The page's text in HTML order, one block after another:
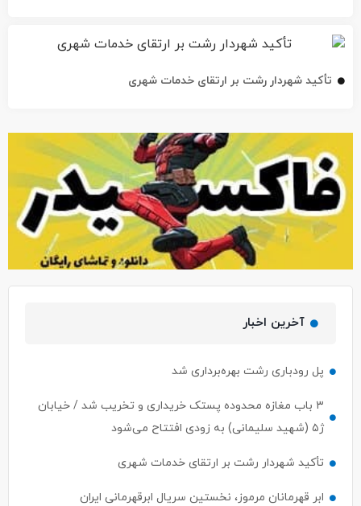
تأکید شهردار رشت بر ارتقای خدمات شهری
آخرین اخبار
پل رودباری رشت بهره‌برداری شد
۳ باب مغازه محدوده پستک خریداری و تخریب شد / خیابان
ژ۵ (شهید سلیمانی) به زودی افتتاح می‌شود
تأکید شهردار رشت بر ارتقای خدمات شهری
ابر قهرمانان مرموز، نخستین سریال ابرقهرمانی ایران